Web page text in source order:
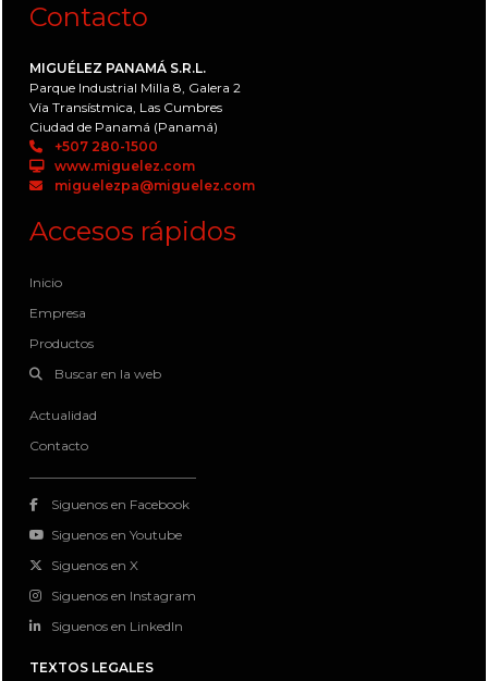
Contacto
MIGUÉLEZ PANAMÁ S.R.L.
Parque Industrial Milla 8, Galera 2
Vía Transístmica, Las Cumbres
Ciudad de Panamá (Panamá)
+507 280-1500
www.miguelez.com
miguelezpa@miguelez.com
Accesos rápidos
Inicio
Empresa
Productos
Buscar en la web
Actualidad
Contacto
Siguenos en Facebook
Siguenos en Youtube
Siguenos en X
Siguenos en Instagram
Siguenos en LinkedIn
TEXTOS LEGALES